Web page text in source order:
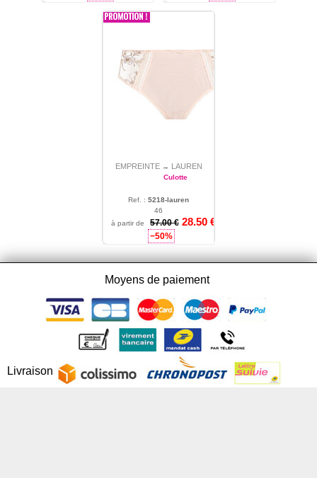
EMPREINTE → LAUREN
Culotte
Ref. : 5218-lauren
46
à partir de
57.00 € 28.50 €
−50%
Moyens de paiement
Livraison